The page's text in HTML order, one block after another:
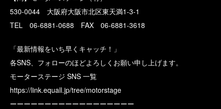
530-0044 大阪府大阪市北区東天満1-3-1
TEL 06-6881-0688 FAX 06-6881-3618
「最新情報をいち早くキャッチ！」
各SNS、フォローのほどよろしくお願い申し上げます。
モーターステージ SNS 一覧
https://link.equall.jp/tree/motorstage
ーーーーーーーーーーーーーーーーーー